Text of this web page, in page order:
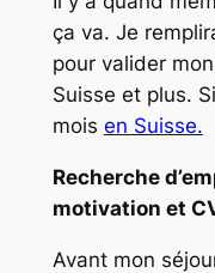
ça va. Je
pour valider
Suisse et plus.
mois en Suisse.
Recherche
motivation et
Avant mon